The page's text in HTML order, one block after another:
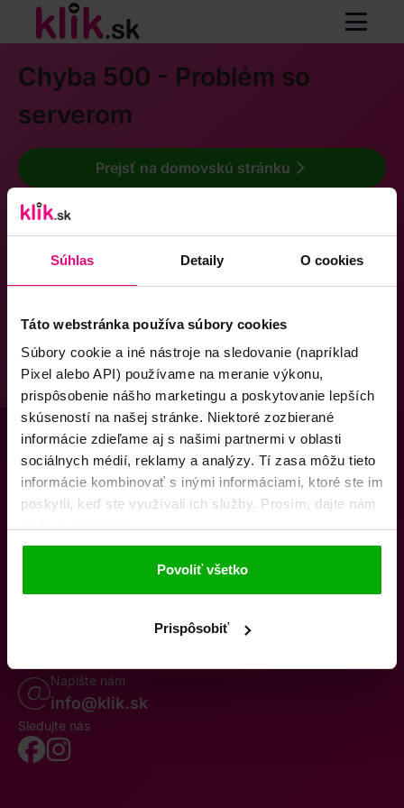
Súhlas Detaily O cookies
Táto webstránka používa súbory cookies
Súbory cookie a iné nástroje na sledovanie (napríklad
Pixel alebo API) používame na meranie výkonu,
prispôsobenie nášho marketingu a poskytovanie lepších
skúseností na našej stránke. Niektoré zozbierané
informácie zdieľame aj s našimi partnermi v oblasti
sociálnych médií, reklamy a analýzy. Tí zasa môžu tieto
informácie kombinovať s inými informáciami, ktoré ste im
poskytli, keď ste využívali ich služby. Prosím, dajte nám
Povoliť všetko
Prispôsobiť
Chyba 500 - Problém so
serverom
Prejsť na domovskú stránku
O násKontaktyK stiahnutiuObchodné podmienky
Odstúpenie od zmluvy
Oznámenie o cezhraničnej fúziiReklamačný poriadok
Volajte po–pia 8–19
Napište nám
info@klik.sk
Sledujte nás